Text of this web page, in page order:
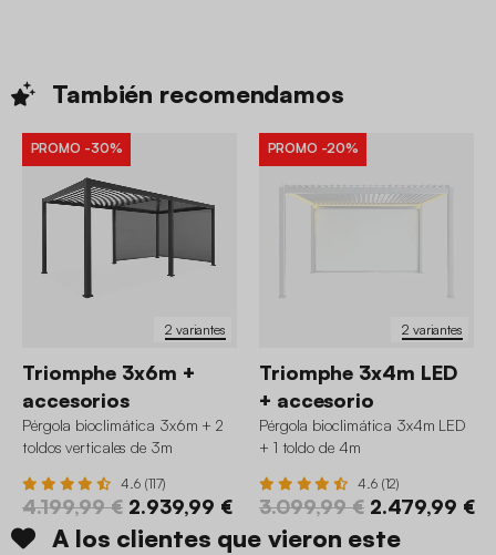
También recomendamos
2 variantes
PROMO -30%
Triomphe 3x6m +
accesorios
Pérgola bioclimática 3x6m + 2
toldos verticales de 3m
4.6 (117)
4.199,99 € 2.939,99 €
2 variantes
PROMO -20%
Triomphe 3x4m LED
+ accesorio
Pérgola bioclimática 3x4m LED
+ 1 toldo de 4m
4.6 (12)
3.099,99 € 2.479,99 €
A los clientes que vieron este